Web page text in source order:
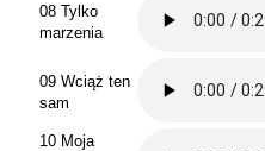
08 Tylko
marzenia
09 Wciąż ten
sam
10 Moja